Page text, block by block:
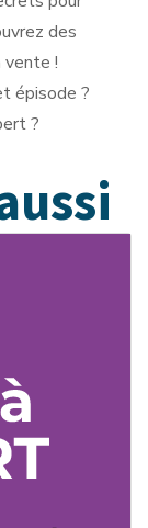
des
!
épisode ?
?